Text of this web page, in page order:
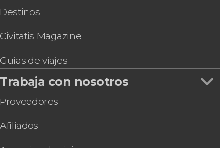
Destinos
Civitatis Magazine
Guías de viajes
Trabaja con nosotros
Proveedores
Afiliados